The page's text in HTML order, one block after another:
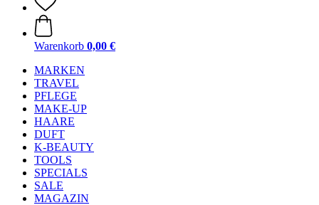
Warenkorb 0,00 €
MARKEN
TRAVEL
PFLEGE
MAKE-UP
HAARE
DUFT
K-BEAUTY
TOOLS
SPECIALS
SALE
MAGAZIN